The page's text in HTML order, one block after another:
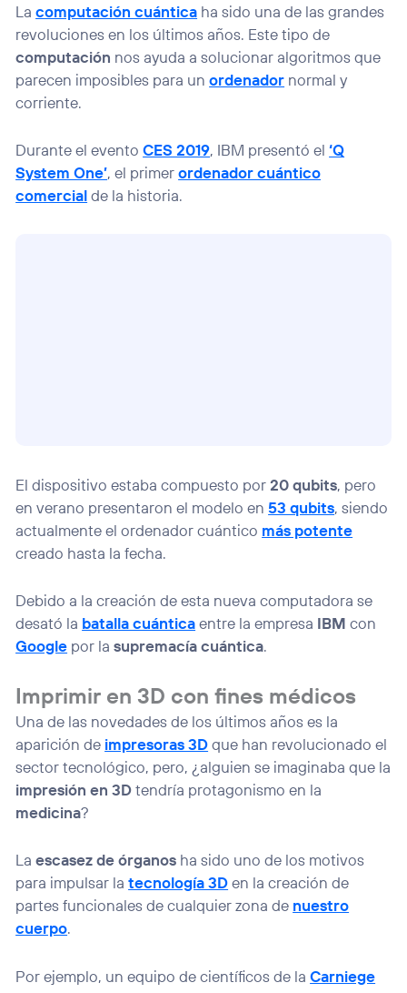
Lacomputación cuántica ha sido una de las grandes
revoluciones en los últimos años. Este tipo de
computación nos ayuda a solucionar algoritmos que
parecen imposibles para unordenador normal y
corriente.
Durante el eventoCES 2019, IBM presentó el‘Q
System One’, el primerordenador cuántico
comercialde la historia.
El dispositivo estaba compuesto por20 qubits, pero
en verano presentaron el modelo en53 qubits, siendo
actualmente el ordenador cuántico más potente
creado hasta la fecha.
Debido a la creación de esta nueva computadora se
desató la batalla cuánticaentre la empresa IBM con
Google por lasupremacía cuántica.
Imprimir en 3D con fines médicos
Una de las novedades de los últimos años es la
aparición de impresoras 3Dque han revolucionado el
sector tecnológico, pero, ¿alguien se imaginaba que la
impresión en 3Dtendría protagonismo en la
medicina?
Laescasez de órganos ha sido uno de los motivos
para impulsar latecnología 3Den la creación de
partes funcionales de cualquier zona de nuestro
cuerpo.
Por ejemplo, un equipo de científicos de laCarniege